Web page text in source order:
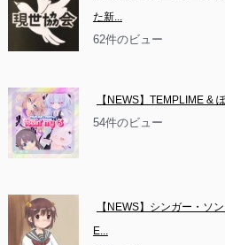
た新...
62件のビュー
【NEWS】TEMPLIME &
54件のビュー
【NEWS】シンガー・ソ
E...